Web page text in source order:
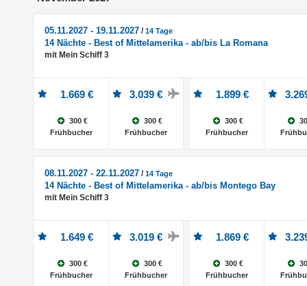
05.11.2027 - 19.11.2027 /14 Tage
14 Nächte - Best of Mittelamerika - ab/bis La Romana
mit Mein Schiff 3
1.669 €
300 €
Frühbucher
3.039 €
300 €
Frühbucher
1.899 €
300 €
Frühbucher
08.11.2027 - 22.11.2027 /14 Tage
14 Nächte - Best of Mittelamerika - ab/bis Montego Bay
mit Mein Schiff 3
1.649 €
300 €
Frühbucher
3.019 €
300 €
Frühbucher
1.869 €
300 €
Frühbucher